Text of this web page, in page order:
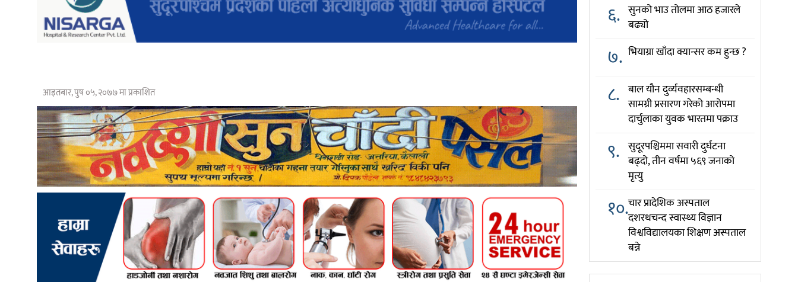
आइतबार, पुष ०५, २०७७ मा प्रकाशित
६. सुनको भाउ तोलमा आठ हजारले
बढ्यो
७. भियाग्रा खाँदा क्यान्सर कम हुन्छ ?
८. बाल यौन दुर्व्यवहारसम्बन्धी
सामग्री प्रसारण गरेको आरोपमा
दार्चुलाका युवक भारतमा पक्राउ
९. सुदूरपश्चिममा सवारी दुर्घटना
बढ्दो, तीन वर्षमा ५६९ जनाको
मृत्यु
१०.चार प्रादेशिक अस्पताल
दशरथचन्द स्वास्थ्य विज्ञान
विश्वविद्यालयका शिक्षण अस्पताल
बन्ने